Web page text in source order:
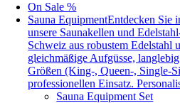
On Sale %
Sauna EquipmentEntdecken Sie
unsere Saunakellen und
Schweiz aus robustem Edelstahl
gleichmäßige Aufgüsse,
Größen (King-, Queen-, Single-
professionellen Einsatz.
Sauna Equipment Set